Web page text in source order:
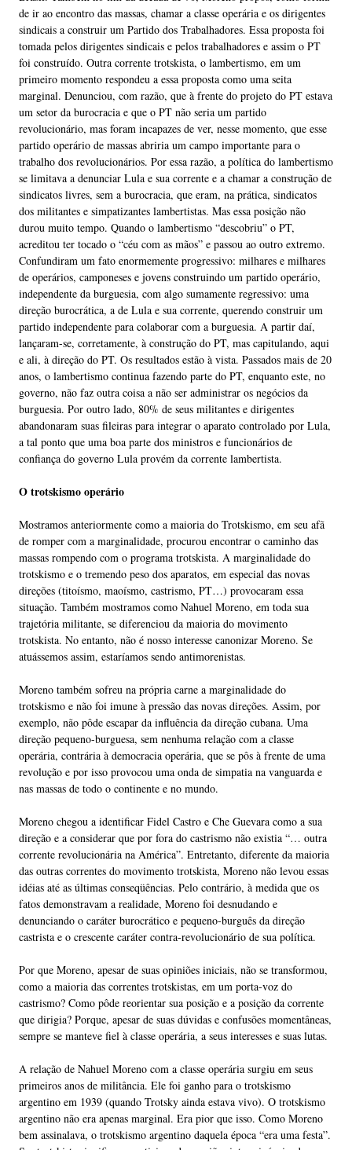
de ir ao encontro das massas, chamar a classe operária e os dirigentes
sindicais a construir um Partido dos Trabalhadores. Essa proposta foi
tomada pelos dirigentes sindicais e pelos trabalhadores e assim o PT
foi construído. Outra corrente trotskista, o lambertismo, em um
primeiro momento respondeu a essa proposta como uma seita
marginal. Denunciou, com razão, que à frente do projeto do PT estava
um setor da burocracia e que o PT não seria um partido
revolucionário, mas foram incapazes de ver, nesse momento, que esse
partido operário de massas abriria um campo importante para o
trabalho dos revolucionários. Por essa razão, a política do lambertismo
se limitava a denunciar Lula e sua corrente e a chamar a construção de
sindicatos livres, sem a burocracia, que eram, na prática, sindicatos
dos militantes e simpatizantes lambertistas. Mas essa posição não
durou muito tempo. Quando o lambertismo “descobriu” o PT,
acreditou ter tocado o “céu com as mãos” e passou ao outro extremo.
Confundiram um fato enormemente progressivo: milhares e milhares
de operários, camponeses e jovens construindo um partido operário,
independente da burguesia, com algo sumamente regressivo: uma
direção burocrática, a de Lula e sua corrente, querendo construir um
partido independente para colaborar com a burguesia. A partir daí,
lançaram-se, corretamente, à construção do PT, mas capitulando, aqui
e ali, à direção do PT. Os resultados estão à vista. Passados mais de 20
anos, o lambertismo continua fazendo parte do PT, enquanto este, no
governo, não faz outra coisa a não ser administrar os negócios da
burguesia. Por outro lado, 80% de seus militantes e dirigentes
abandonaram suas fileiras para integrar o aparato controlado por Lula,
a tal ponto que uma boa parte dos ministros e funcionários de
confiança do governo Lula provém da corrente lambertista.
O trotskismo operário
Mostramos anteriormente como a maioria do Trotskismo, em seu afã
de romper com a marginalidade, procurou encontrar o caminho das
massas rompendo com o programa trotskista. A marginalidade do
trotskismo e o tremendo peso dos aparatos, em especial das novas
direções (titoísmo, maoísmo, castrismo, PT…) provocaram essa
situação. Também mostramos como Nahuel Moreno, em toda sua
trajetória militante, se diferenciou da maioria do movimento
trotskista. No entanto, não é nosso interesse canonizar Moreno. Se
atuássemos assim, estaríamos sendo antimorenistas.
Moreno também sofreu na própria carne a marginalidade do
trotskismo e não foi imune à pressão das novas direções. Assim, por
exemplo, não pôde escapar da influência da direção cubana. Uma
direção pequeno-burguesa, sem nenhuma relação com a classe
operária, contrária à democracia operária, que se pôs à frente de uma
revolução e por isso provocou uma onda de simpatia na vanguarda e
nas massas de todo o continente e no mundo.
Moreno chegou a identificar Fidel Castro e Che Guevara como a sua
direção e a considerar que por fora do castrismo não existia “… outra
corrente revolucionária na América”. Entretanto, diferente da maioria
das outras correntes do movimento trotskista, Moreno não levou essas
idéias até as últimas conseqüências. Pelo contrário, à medida que os
fatos demonstravam a realidade, Moreno foi desnudando e
denunciando o caráter burocrático e pequeno-burguês da direção
castrista e o crescente caráter contra-revolucionário de sua política.
Por que Moreno, apesar de suas opiniões iniciais, não se transformou,
como a maioria das correntes trotskistas, em um porta-voz do
castrismo? Como pôde reorientar sua posição e a posição da corrente
que dirigia? Porque, apesar de suas dúvidas e confusões momentâneas,
sempre se manteve fiel à classe operária, a seus interesses e suas lutas.
A relação de Nahuel Moreno com a classe operária surgiu em seus
primeiros anos de militância. Ele foi ganho para o trotskismo
argentino em 1939 (quando Trotsky ainda estava vivo). O trotskismo
argentino não era apenas marginal. Era pior que isso. Como Moreno
bem assinalava, o trotskismo argentino daquela época “era uma festa”.